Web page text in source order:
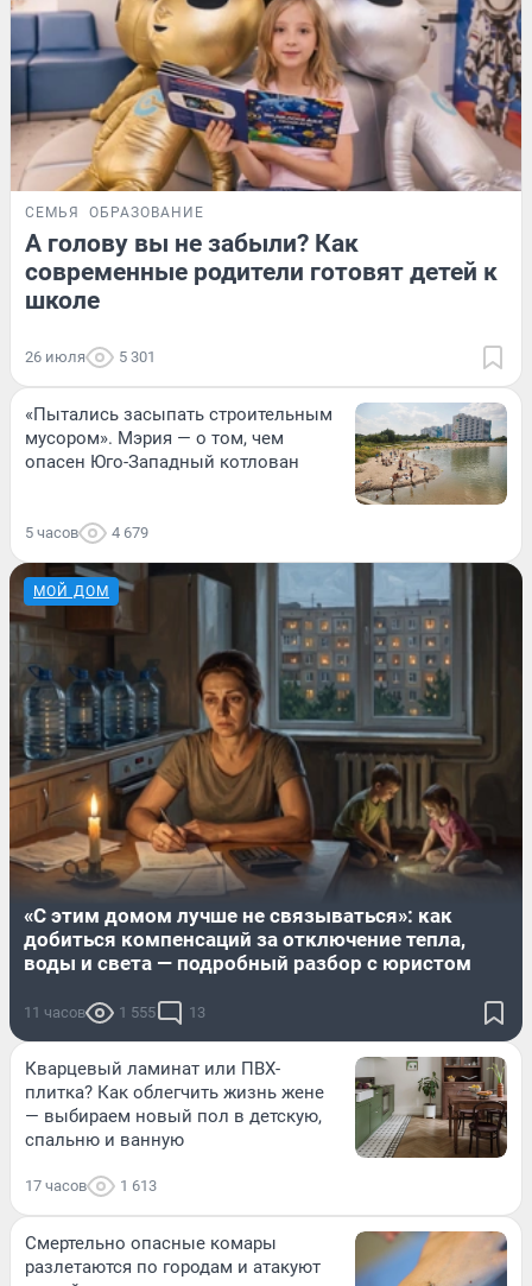
СЕМЬЯ ОБРАЗОВАНИЕ
А голову вы не забыли? Как
современные родители готовят детей к
школе
26 июля 5 301
«Пытались засыпать строительным
мусором». Мэрия — о том, чем
опасен Юго-Западный котлован
5 часов 4 679
МОЙ ДОМ
«С этим домом лучше не связываться»: как
добиться компенсаций за отключение тепла,
воды и света — подробный разбор с юристом
11 часов 1 555 13
Кварцевый ламинат или ПВХ-
плитка? Как облегчить жизнь жене
— выбираем новый пол в детскую,
спальню и ванную
17 часов 1 613
Смертельно опасные комары
разлетаются по городам и атакуют